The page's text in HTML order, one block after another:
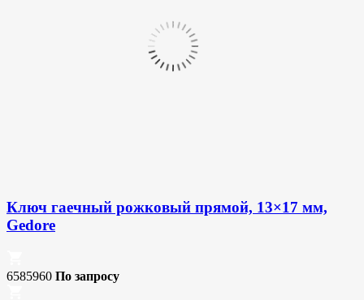
Ключ гаечный рожковый прямой, 13×17 мм,
Gedore
6585960 По запросу